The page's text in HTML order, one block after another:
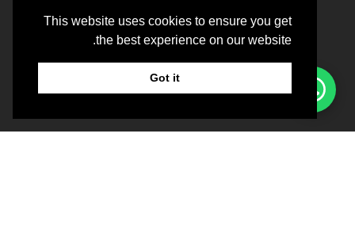
عن العيادة
This website uses cookies to ensure you get
the best experience on our website.
Got it